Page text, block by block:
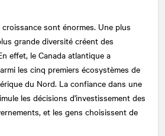
sont énormes. Une plus
grande diversité créent des
effet, le Canada atlantique a
les cinq premiers écosystèmes de
du Nord. La confiance dans une
les décisions d'investissement des
et les gens choisissent de